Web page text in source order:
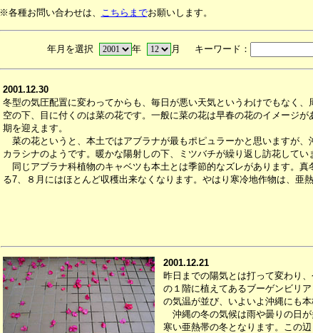
※各種お問い合わせは、 こちらまでお願いします。
年月を選択 年 月 キーワード：
2001.12.30
冬型の気圧配置に変わってからも、毎日が悪い天気というわけでもなく
空の下、目に付くのは菜の花です。一般に菜の花は早春の花のイメージ
期を迎えます。
菜の花というと、本土ではアブラナが最もポピュラーかと思いますが
カラシナのようです。暖かな陽射しの下、ミツバチが繰り返し訪花してい
同じアブラナ科植物のキャベツも本土とは季節的なズレがあります。
る7、８月にはほとんど収穫出来なくなります。やはり寒冷地作物は、亜
2001.12.21
昨日までの陽気とは打って変わり
の１階に植えてあるブーゲンビリ
の気温が並び、いよいよ沖縄にも
沖縄の冬の気候は雨や曇りの日
寒い亜熱帯の冬となります。この